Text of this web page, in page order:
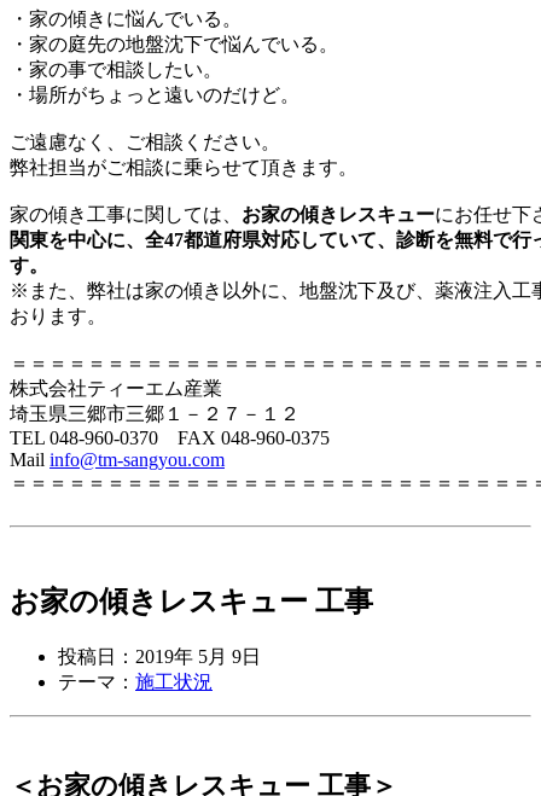
・家の傾きに悩んでいる。
・家の庭先の地盤沈下で悩んでいる。
・家の事で相談したい。
・場所がちょっと遠いのだけど。
ご遠慮なく、ご相談ください。
弊社担当がご相談に乗らせて頂きます。
家の傾き工事に関しては、 お家の傾きレスキューにお任せ下
関東を中心に、全47都道府県対応していて、 診断を無料で行
す。
※また、弊社は家の傾き以外に、地盤沈下及び、薬液注入工
おります。
＝＝＝＝＝＝＝＝＝＝＝＝＝＝＝＝＝＝＝＝＝＝＝＝＝＝＝
株式会社ティーエム産業
埼玉県三郷市三郷１－２７－１２
TEL 048-960-0370 FAX 048-960-0375
Mail info@tm-sangyou.com
＝＝＝＝＝＝＝＝＝＝＝＝＝＝＝＝＝＝＝＝＝＝＝＝＝＝＝
お家の傾きレスキュー 工事
投稿日：2019年 5月 9日
テーマ： 施工状況
＜お家の傾きレスキュー 工事＞